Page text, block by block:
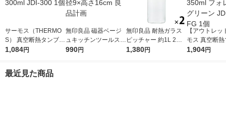
サーモス（THERMO
S） 真空断熱タンブラ
ー300ml JDI-300 1個
1,084円
無印良品 磁器ベージ
ュキッチンツールスタ
ンド 約直径9×高さ16
990円
無印良品 耐熱ガラス
ピッチャー 約1L 2個
良品計画
1,380円
【アウトレッ
モス 真空断
ップ 350ml
1,904円
最近見た商品